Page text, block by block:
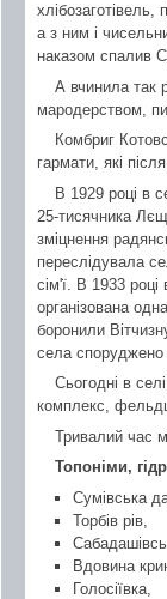
а з ним і
наказом спалив
А вчинила так
мародерством,
Комбриг
гармати, які
В 1929 році в
25-тисячника
зміцнення
переслідувала
сім'ї. В 1933
організована
боронили
села споруджено
Сьогодні в
комплекс,
Тривалий час
Топоніми,
Сумівська
Торбів рів,
Вдовина
Голосіївка,